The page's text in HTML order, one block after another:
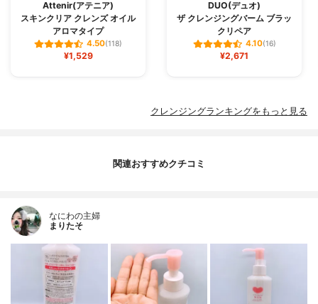
Attenir(アテニア)
スキンクリア クレンズ オイル
アロマタイプ
4.50(118)
¥1,529
DUO(デュオ)
ザ クレンジングバーム ブラッ
クリペア
4.10(16)
¥2,671
クレンジングランキングをもっと見る
関連おすすめクチコミ
なにわの主婦
まりたそ